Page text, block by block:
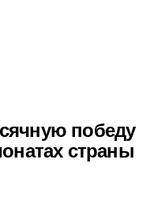
победу
страны